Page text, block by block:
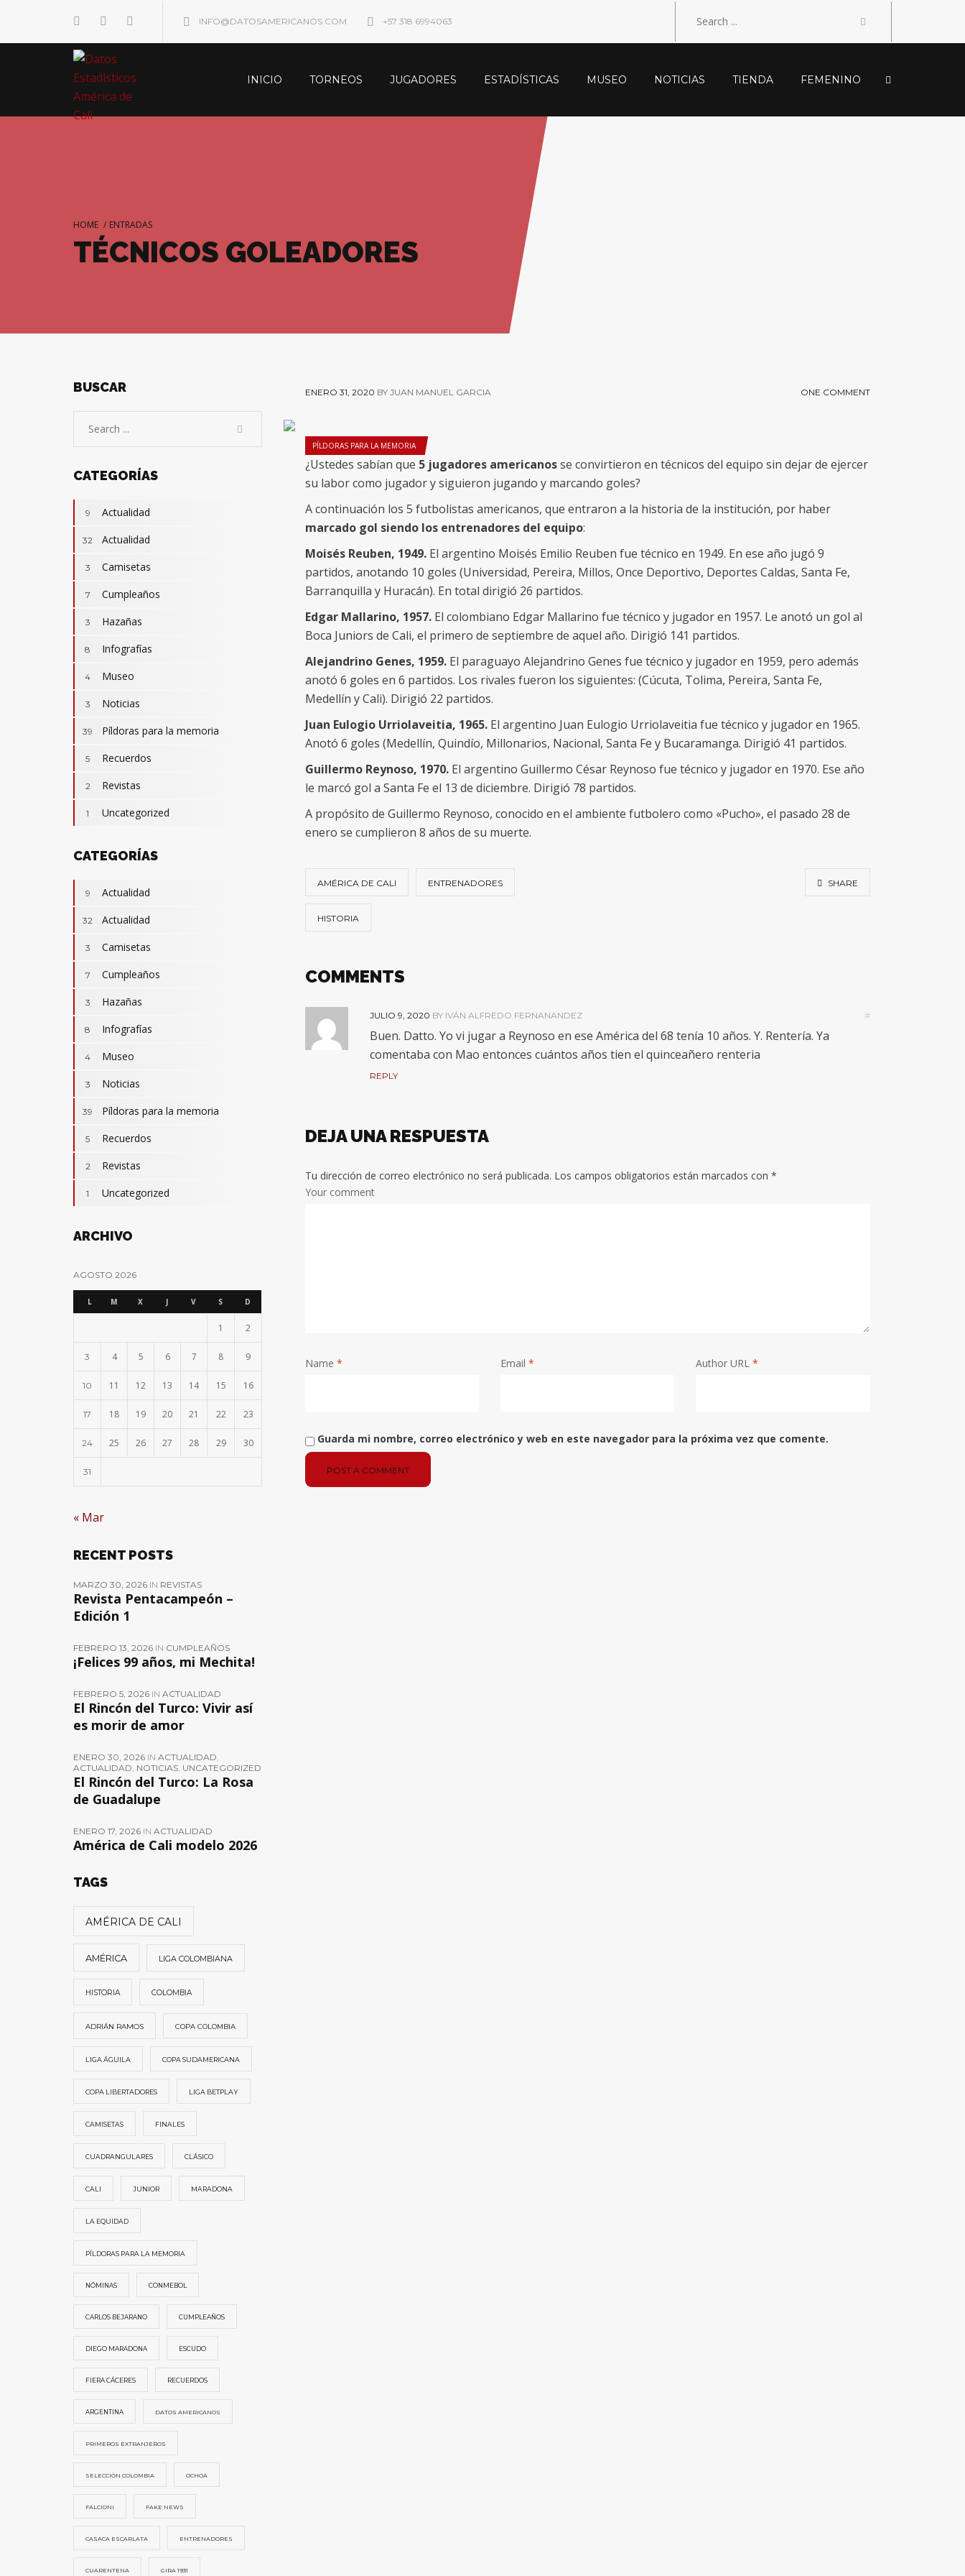
INFO@DATOSAMERICANOS.COM +57 318 6994063
INICIO TORNEOS JUGADORES ESTADÍSTICAS MUSEO NOTICIAS TIENDA FEMENINO
HOME / ENTRADAS
TÉCNICOS GOLEADORES
ENERO 31, 2020 BY JUAN MANUEL GARCIA ONE COMMENT
PÍLDORAS PARA LA MEMORIA
¿Ustedes sabían que 5 jugadores americanosse convirtieron en técnicos del equipo sin dejar de ejercer
su labor como jugador y siguieron jugando y marcando goles?
A continuación los 5 futbolistas americanos, que entraron a la historia de la institución, por haber
marcado gol siendo los entrenadores del equipo:
Moisés Reuben, 1949. El argentino Moisés Emilio Reuben fue técnico en 1949. En ese año jugó 9
partidos, anotando 10 goles (Universidad, Pereira, Millos, Once Deportivo, Deportes Caldas, Santa Fe,
Barranquilla y Huracán). En total dirigió 26 partidos.
Edgar Mallarino, 1957. El colombiano Edgar Mallarino fue técnico y jugador en 1957. Le anotó un gol al
Boca Juniors de Cali, el primero de septiembre de aquel año. Dirigió 141 partidos.
Alejandrino Genes, 1959. El paraguayo Alejandrino Genes fue técnico y jugador en 1959, pero además
anotó 6 goles en 6 partidos. Los rivales fueron los siguientes: (Cúcuta, Tolima, Pereira, Santa Fe,
Medellín y Cali). Dirigió 22 partidos.
Juan Eulogio Urriolaveitia, 1965. El argentino Juan Eulogio Urriolaveitia fue técnico y jugador en 1965.
Anotó 6 goles (Medellín, Quindío, Millonarios, Nacional, Santa Fe y Bucaramanga. Dirigió 41 partidos.
Guillermo Reynoso, 1970. El argentino Guillermo César Reynoso fue técnico y jugador en 1970. Ese año
le marcó gol a Santa Fe el 13 de diciembre. Dirigió 78 partidos.
A propósito de Guillermo Reynoso, conocido en el ambiente futbolero como «Pucho», el pasado 28 de
enero se cumplieron 8 años de su muerte.
AMÉRICA DE CALI ENTRENADORES
HISTORIA
SHARE
COMMENTS
JULIO 9, 2020 BY IVÁN ALFREDO FERNANANDEZ #
Buen. Datto. Yo vi jugar a Reynoso en ese América del 68 tenía 10 años. Y. Rentería. Ya
comentaba con Mao entonces cuántos años tien el quinceañero renteria
REPLY
DEJA UNA RESPUESTA
Tu dirección de correo electrónico no será publicada. Los campos obligatorios están marcados con *
Your comment
Name * Email * Author URL*
Guarda mi nombre, correo electrónico y web en este navegador para la próxima vez que comente.
POST A COMMENT
BUSCAR
CATEGORÍAS
9 Actualidad
32 Actualidad
3 Camisetas
7 Cumpleaños
3 Hazañas
8 Infografías
4 Museo
Camisetas
2 Revistas
3 Noticias
32 Actualidad
7 Cumpleaños
39 Píldoras para la memoria
39 Píldoras para la memoria
5 Recuerdos
2 Revistas
1 Uncategorized
CATEGORÍAS
9 Actualidad
32 Actualidad
3 Camisetas
7 Cumpleaños
3 Hazañas
8 Infografías
4 Museo
Camisetas
2 Revistas
3 Noticias
32 Actualidad
7 Cumpleaños
39 Píldoras para la memoria
39 Píldoras para la memoria
5 Recuerdos
2 Revistas
1 Uncategorized
ARCHIVO
AGOSTO 2026
L M X J V S D
1 2
3 4 5 6 7 8 9
10 11 12 13 14 15 16
17 18 19 20 21 22 23
24 25 26 27 28 29 30
31
« Mar
RECENT POSTS
MARZO 30, 2026 IN REVISTAS
Revista Pentacampeón –
Edición 1
FEBRERO 13, 2026 IN CUMPLEAÑOS
¡Felices 99 años, mi Mechita!
FEBRERO 5, 2026 IN ACTUALIDAD
El Rincón del Turco: Vivir así
es morir de amor
ENERO 30, 2026 IN ACTUALIDAD,
ACTUALIDAD, NOTICIAS, UNCATEGORIZED
El Rincón del Turco: La Rosa
de Guadalupe
ENERO 17, 2026 IN ACTUALIDAD
América de Cali modelo 2026
TAGS
AMÉRICA DE CALI
AMÉRICA LIGA COLOMBIANA
HISTORIA COLOMBIA
ADRIÁN RAMOS COPA COLOMBIA
LIGA ÁGUILA COPA SUDAMERICANA
COPA LIBERTADORES LIGA BETPLAY
CAMISETAS FINALES
CUADRANGULARES CLÁSICO
CALI JUNIOR MARADONA
LA EQUIDAD
PÍLDORAS PARA LA MEMORIA
NÓMINAS CONMEBOL
CARLOS BEJARANO CUMPLEAÑOS
DIEGO MARADONA ESCUDO
FIERA CÁCERES RECUERDOS
ARGENTINA DATOS AMERICANOS
PRIMEROS EXTRANJEROS
SELECCIÓN COLOMBIA OCHOA
FALCIONI FAKE NEWS
CASACA ESCARLATA ENTRENADORES
CUARENTENA GIRA 1931